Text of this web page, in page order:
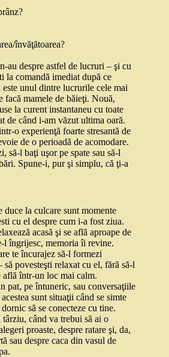
învăţătoarea?
despre astfel de lucruri – şi cu
la comandă imediat după ce
este unul dintre lucrurile cele mai
facă mamele de băieţi. Nouă,
la curent instantaneu cu toate
de când i‑am văzut ultima oară.
experienţă foarte stresantă de
de o perioadă de acomodare.
să‑l baţi uşor pe spate sau să‑l
Spune‑i, pur şi simplu, că ţi‑a
duce la culcare sunt momente
cu el despre cum i‑a fost ziua.
acasă şi se află aproape de
îngrijesc, memoria îi revine.
te încurajez să‑l formezi
povesteşti relaxat cu el, fără să‑l
într‑un loc mai calm.
pat, pe întuneric, sau conversaţiile
sunt situaţii când se simte
să se conecteze cu tine.
când va trebui să ai o
proaste, despre ratare şi, da,
sau despre caca din vasul de